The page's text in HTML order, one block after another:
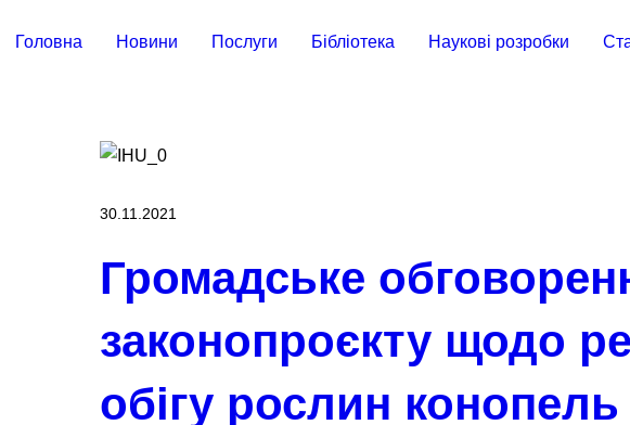
Головна Новини Послуги Бібліотека Наукові розробки
30.11.2021
Громадське
законопроєкту щодо
обігу рослин конопель